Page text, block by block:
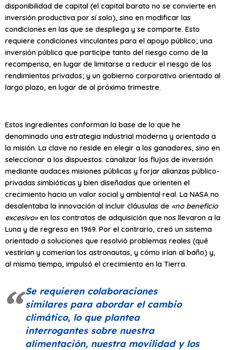
disponibilidad de capital (el capital barato no se convierte en
inversión productiva por sí solo), sino en modificar las
condiciones en las que se despliega y se comparte. Esto
requiere condiciones vinculantes para el apoyo público; una
inversión pública que participe tanto del riesgo como de la
recompensa, en lugar de limitarse a reducir el riesgo de los
rendimientos privados; y un gobierno corporativo orientado al
largo plazo, en lugar de al próximo trimestre.
Estos ingredientes conforman la base de lo que he
denominado una estrategia industrial moderna y orientada a
la misión. La clave no reside en elegir a los ganadores, sino en
seleccionar a los dispuestos: canalizar los flujos de inversión
mediante audaces misiones públicas y forjar alianzas público-
privadas simbióticas y bien diseñadas que orienten el
crecimiento hacia un valor social y ambiental real. La NASA no
desalentaba la innovación al incluir cláusulas de «no beneficio
excesivo»en los contratos de adquisición que nos llevaron a la
Luna y de regreso en 1969. Por el contrario, creó un sistema
orientado a soluciones que resolvió problemas reales (qué
vestirían y comerían los astronautas, y cómo irían al baño) y,
al mismo tiempo, impulsó el crecimiento en la Tierra.
Se requieren colaboraciones
similares para abordar el cambio
climático, lo que plantea
interrogantes sobre nuestra
alimentación, nuestra movilidad y los